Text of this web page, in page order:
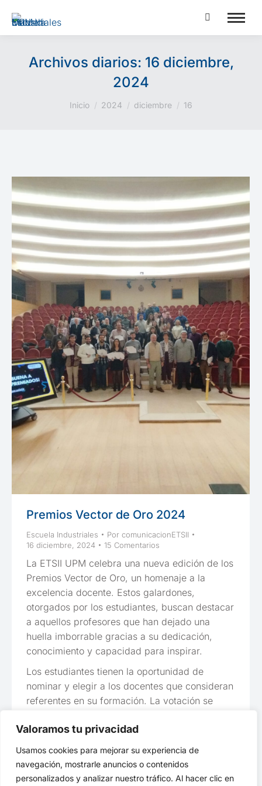
Valoramos tu privacidad
Usamos cookies para mejorar su experiencia de
navegación, mostrarle anuncios o contenidos
personalizados y analizar nuestro tráfico. Al hacer clic en
Buscar:
Archivos diarios: 16 diciembre,
2024
Estás aquí:
Inicio 2024 diciembre 16
Premios Vector de Oro 2024
Escuela Industriales Por comunicacionETSII
16 diciembre, 2024
15 Comentarios
La ETSII UPM celebra una nueva edición de los
Premios Vector de Oro, un homenaje a la
excelencia docente. Estos galardones,
otorgados por los estudiantes, buscan destacar
a aquellos profesores que han dejado una
huella imborrable gracias a su dedicación,
conocimiento y capacidad para inspirar.
Los estudiantes tienen la oportunidad de
nominar y elegir a los docentes que consideran
referentes en su formación. La votación se
sincero a quienes marcan la diferencia en las